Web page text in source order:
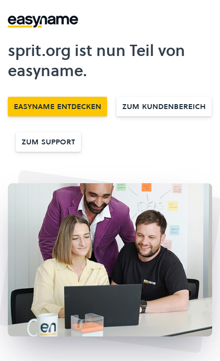
sprit.org ist nun Teil von
easyname.
easyname entdecken Zum Kundenbereich
Zum Support